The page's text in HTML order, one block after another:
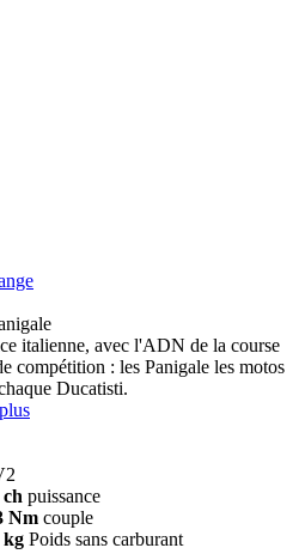
italienne, avec l'ADN de la course
compétition : les Panigale les motos
Ducatisti.
ch puissance
Nm couple
kg Poids sans carburant